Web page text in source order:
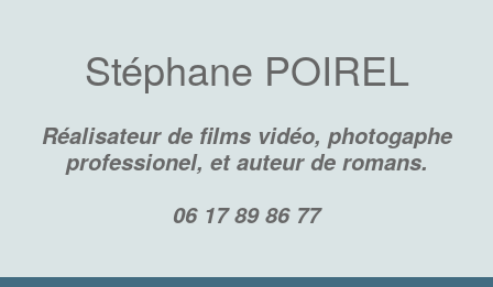
Stéphane POIREL
Réalisateur de films vidéo, photogaphe
professionel, et auteur de romans.
06 17 89 86 77